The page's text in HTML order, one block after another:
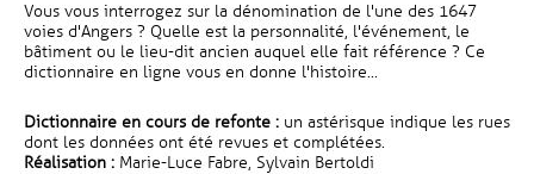
Vous vous interrogez sur la dénomination de l'une des 1647
voies d'Angers ? Quelle est la personnalité, l'événement, le
bâtiment ou le lieu-dit ancien auquel elle fait référence ? Ce
dictionnaire en ligne vous en donne l'histoire...
Dictionnaire en cours de refonte : un astérisque indique les rues
dont les données ont été revues et complétées.
Réalisation : Marie-Luce Fabre, Sylvain Bertoldi